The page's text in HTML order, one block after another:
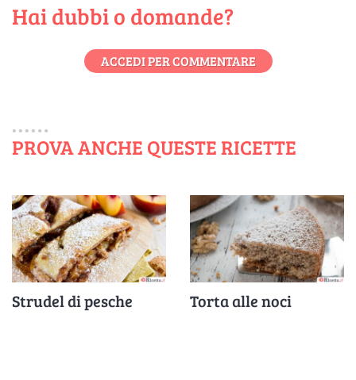
Hai dubbi o domande?
ACCEDI PER COMMENTARE
PROVA ANCHE QUESTE RICETTE
Strudel di pesche Torta alle noci